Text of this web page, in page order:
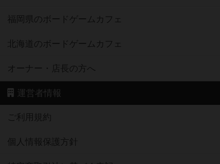
福岡県のボードゲームカフェ
北海道のボードゲームカフェ
オーナー・店長の方へ
運営者情報
ご利用規約
個人情報保護方針